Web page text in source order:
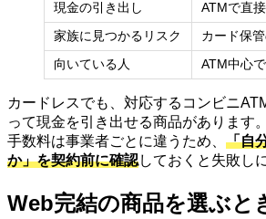
現金の引き出し ATMで直
家族に見つかるリスク カード保
向いている人 ATM中心
カードレスでも、対応するコンビニ
って現金を引き出せる商品があります
手数料は事業者ごとに違うため、 「自
か」を契約前に確認しておくと失敗し
Web完結の商品を選ぶと